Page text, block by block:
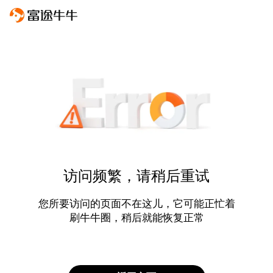
访问频繁，请稍后重试
您所要访问的页面不在这儿，它可能正忙着
刷牛牛圈，稍后就能恢复正常